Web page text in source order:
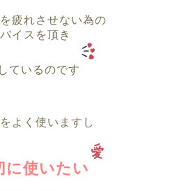
疲れさせない為の
イスを頂き
ているのです
よく使いますし
に使いたい